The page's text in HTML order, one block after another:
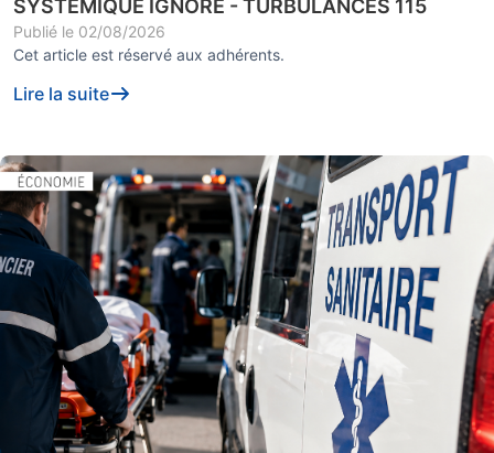
SYSTÉMIQUE IGNORÉ - TURBULANCES 115
Publié le 02/08/2026
Cet article est réservé aux adhérents.
Lire la suite